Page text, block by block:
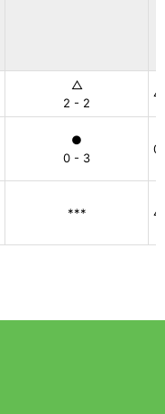
△
2 - 2
4
●
0 - 3
0
*** 4